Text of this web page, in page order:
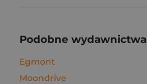
Podobne wydawnictwa
Egmont
Moondrive